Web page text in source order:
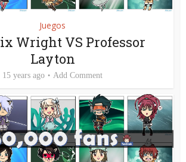
Juegos
Wright VS Professor
Layton
15 years ago Add Comment